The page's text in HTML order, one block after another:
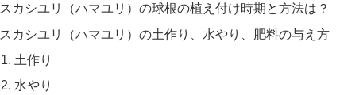
スカシユリ（ハマユリ）の球根の植え付け時期と方法は？
スカシユリ（ハマユリ）の土作り、水やり、肥料の与え方
土作り
水やり